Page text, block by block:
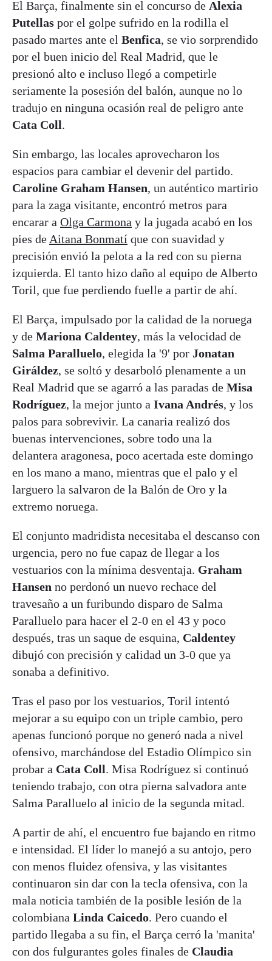
El Barça, finalmente sin el concurso de Alexia
Putellas por el golpe sufrido en la rodilla el
pasado martes ante el Benfica, se vio sorprendido
por el buen inicio del Real Madrid, que le
presionó alto e incluso llegó a competirle
seriamente la posesión del balón, aunque no lo
tradujo en ninguna ocasión real de peligro ante
Cata Coll.
Sin embargo, las locales aprovecharon los
espacios para cambiar el devenir del partido.
Caroline Graham Hansen, un auténtico martirio
para la zaga visitante, encontró metros para
encarar a Olga Carmona y la jugada acabó en los
pies de Aitana Bonmatí que con suavidad y
precisión envió la pelota a la red con su pierna
izquierda. El tanto hizo daño al equipo de Alberto
Toril, que fue perdiendo fuelle a partir de ahí.
El Barça, impulsado por la calidad de la noruega
y de Mariona Caldentey, más la velocidad de
Salma Paralluelo, elegida la '9' por Jonatan
Giráldez, se soltó y desarboló plenamente a un
Real Madrid que se agarró a las paradas de Misa
Rodríguez, la mejor junto a Ivana Andrés, y los
palos para sobrevivir. La canaria realizó dos
buenas intervenciones, sobre todo una la
delantera aragonesa, poco acertada este domingo
en los mano a mano, mientras que el palo y el
larguero la salvaron de la Balón de Oro y la
extremo noruega.
El conjunto madridista necesitaba el descanso con
urgencia, pero no fue capaz de llegar a los
vestuarios con la mínima desventaja. Graham
Hansen no perdonó un nuevo rechace del
travesaño a un furibundo disparo de Salma
Paralluelo para hacer el 2-0 en el 43 y poco
después, tras un saque de esquina, Caldentey
dibujó con precisión y calidad un 3-0 que ya
sonaba a definitivo.
Tras el paso por los vestuarios, Toril intentó
mejorar a su equipo con un triple cambio, pero
apenas funcionó porque no generó nada a nivel
ofensivo, marchándose del Estadio Olímpico sin
probar a Cata Coll. Misa Rodríguez si continuó
teniendo trabajo, con otra pierna salvadora ante
Salma Paralluelo al inicio de la segunda mitad.
A partir de ahí, el encuentro fue bajando en ritmo
e intensidad. El líder lo manejó a su antojo, pero
con menos fluidez ofensiva, y las visitantes
continuaron sin dar con la tecla ofensiva, con la
mala noticia también de la posible lesión de la
colombiana Linda Caicedo. Pero cuando el
partido llegaba a su fin, el Barça cerró la 'manita'
con dos fulgurantes goles finales de Claudia